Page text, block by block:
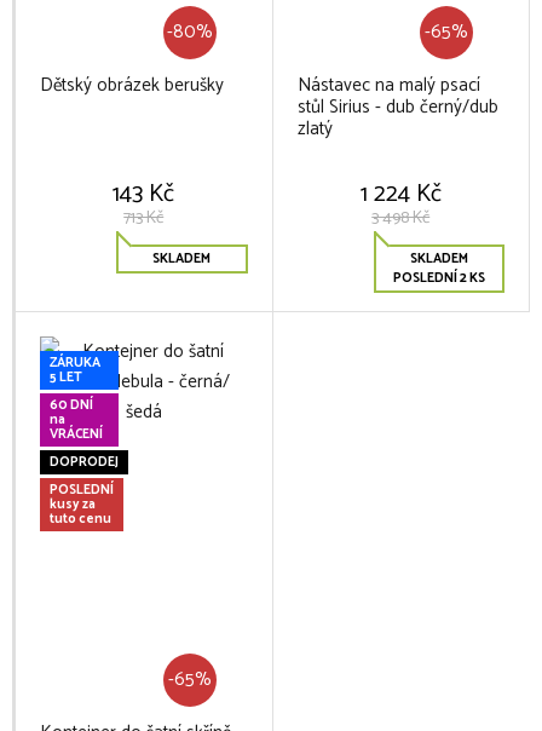
-80%
Dětský obrázek berušky
143 Kč
713 Kč
SKLADEM
-65%
Nástavec na malý psací
stůl Sirius - dub černý/dub
zlatý
1 224 Kč
3 498 Kč
SKLADEM
POSLEDNÍ 2 KS
ZÁRUKA
5 LET
60 DNÍ
na
VRÁCENÍ
DOPRODEJ
POSLEDNÍ
kusy za
tuto cenu
-65%